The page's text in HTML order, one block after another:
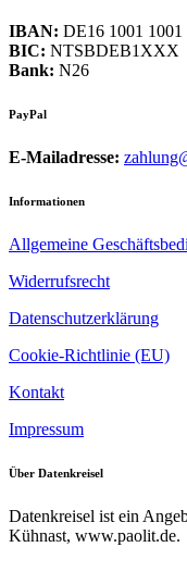
IBAN: DE16 1001 1001
BIC: NTSBDEB1XXX
Bank: N26
PayPal
E-Mailadresse:
Informationen
Allgemeine
Widerrufsrecht
Datenschutzerklärung
Cookie-Richtlinie (EU)
Kontakt
Impressum
Über Datenkreisel
Datenkreisel ist ein
Kühnast, www.paolit.de.